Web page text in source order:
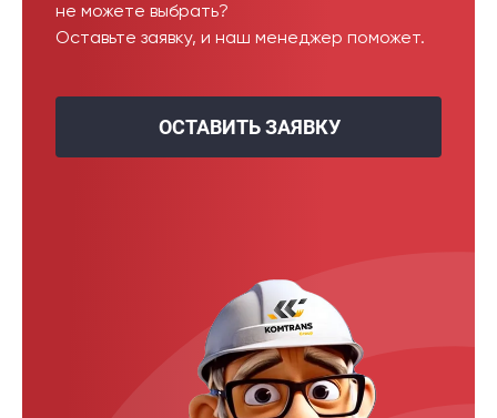
не можете выбрать?
Оставьте заявку, и наш менеджер поможет.
ОСТАВИТЬ ЗАЯВКУ